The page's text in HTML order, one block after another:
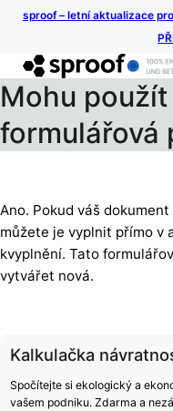
sproof – letní aktualizace
Mohu
formulářová
Ano. Pokud váš
můžete je vyplnit přímo v
kvyplnění. Tato
vytvářet nová.
Kalkulačka
Spočítejte si ekologický a
vašem podniku. Zdarma a